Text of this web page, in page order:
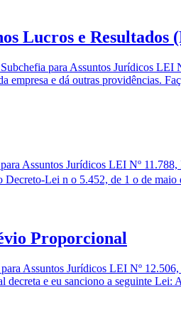
Lucros e Resultados
para Assuntos Jurídicos
empresa e dá outras providências.
Assuntos Jurídicos LEI Nº
Decreto-Lei n o 5.452, de 1 o de
Proporcional
Assuntos Jurídicos LEI Nº
e eu sanciono a seguinte Lei: